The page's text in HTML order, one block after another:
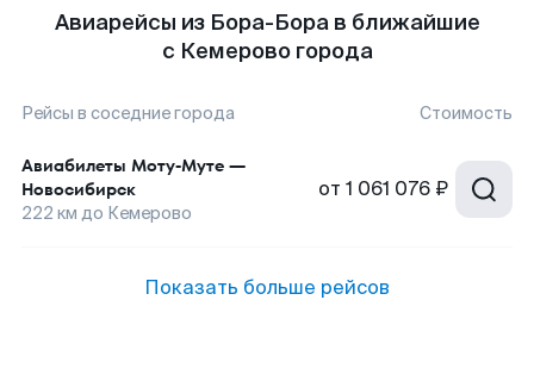
Авиарейсы из Бора-Бора в ближайшие
с Кемерово города
Рейсы в соседние города Стоимость
Авиабилеты Моту-Муте —
Новосибирск
222 км до Кемерово
от 1 061 076 ₽
Показать больше рейсов